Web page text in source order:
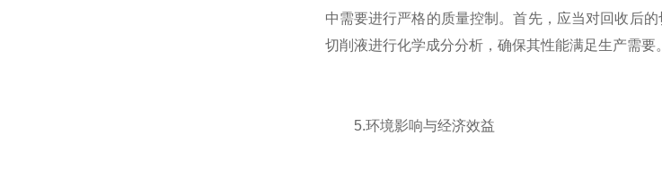
中需要进行严格的质量控制。首先，应当对回收后
切削液进行化学成分分析，确保其性能满足生产需
5.环境影响与经济效益